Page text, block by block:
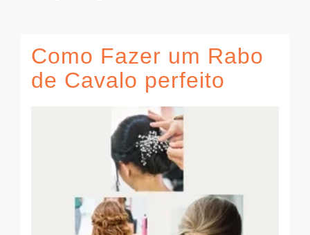
Como Fazer um Rabo
de Cavalo perfeito